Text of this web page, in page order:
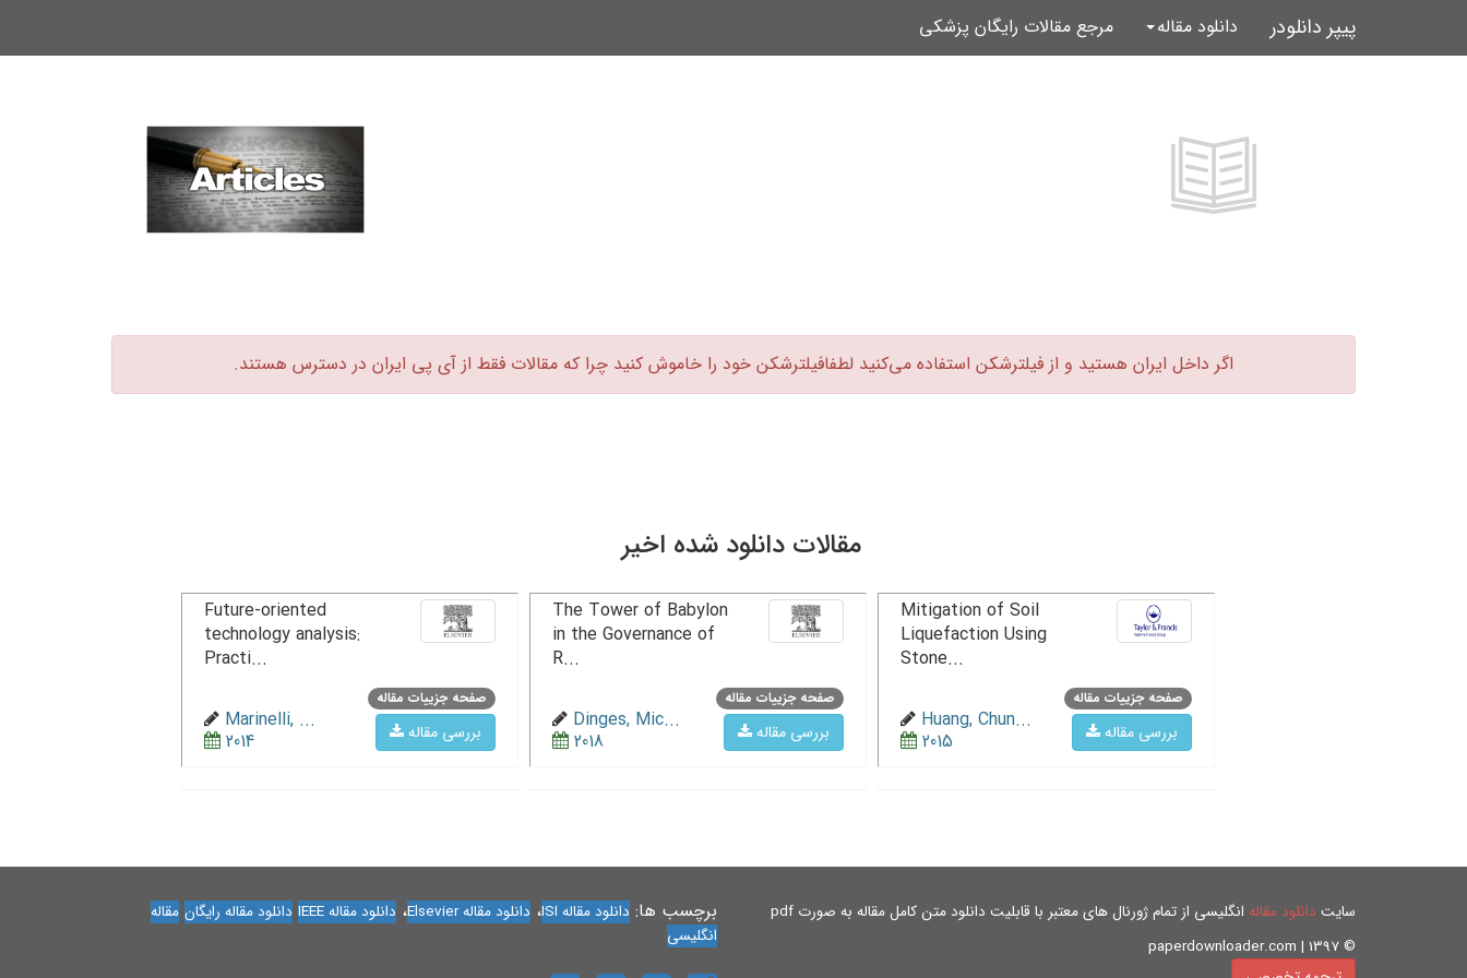
پیپر دانلودر دانلود مقاله مرجع مقالات رایگان پزشکی
اگر داخل ایران هستید و از فیلترشکن استفاده می‌کنید لطفافیلترشکن خود را خاموش کنید چرا که مقالات فقط از آی پی ایران در دسترس هستند.‏
مقالات دانلود شده اخیر
صفحه جزییات مقاله
بررسی مقاله
Mitigation of Soil
Liquefaction Using
Stone...
Huang, Chun...
2015
صفحه جزییات مقاله
بررسی مقاله
The Tower of Babylon
in the Governance of
R...
Dinges, Mic...
2018
صفحه جزییات مقاله
بررسی مقاله
Future-oriented
technology analysis:
Practi...
Marinelli, ...
2014
سایت دانلود مقاله انگلیسی از تمام ژورنال های معتبر با قابلیت دانلود متن کامل مقاله به صورت pdf
© paperdownloader.com | 1397
برچسب ها: دانلود مقاله ISI ، دانلود مقاله Elsevier ، دانلود مقاله IEEE دانلود مقاله رایگان مقاله
انگلیسی